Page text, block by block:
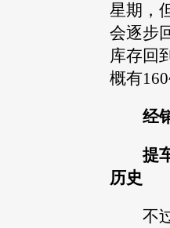
星期，
会逐步
库存回
概有
经销
提车
历史
不过